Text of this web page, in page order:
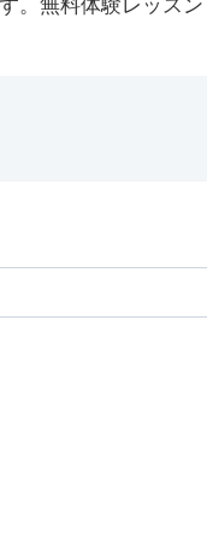
。無料体験レッス